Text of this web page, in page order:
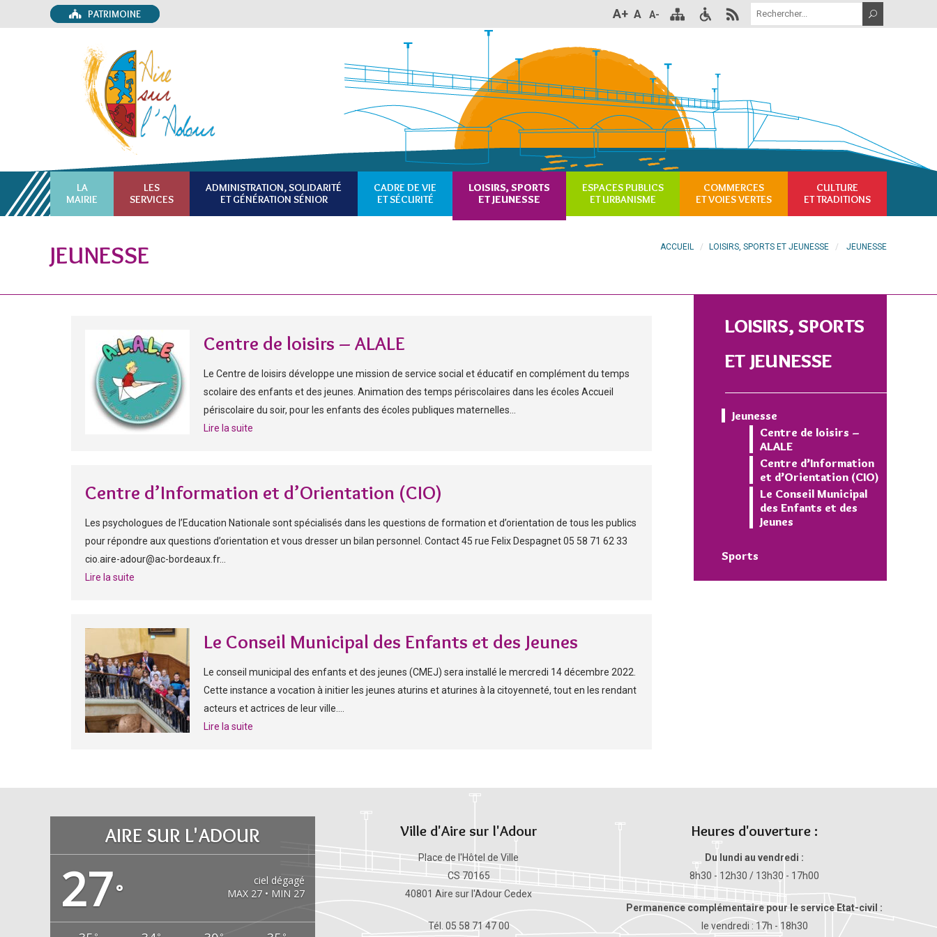
PATRIMOINE A+ A A-
LA
MAIRIE
LES
SERVICES
ADMINISTRATION, SOLIDARITÉ
ET GÉNÉRATION SÉNIOR
CADRE DE VIE
ET SÉCURITÉ
LOISIRS, SPORTS
ET JEUNESSE
ESPACES PUBLICS
ET URBANISME
COMMERCES
ET VOIES VERTES
CULTURE
ET TRADITIONS
JEUNESSE ACCUEIL LOISIRS, SPORTS ET JEUNESSE JEUNESSE
Centre de loisirs – ALALE
Le Centre de loisirs développe une mission de service social et éducatif en complément du temps
scolaire des enfants et des jeunes. Animation des temps périscolaires dans les écoles Accueil
périscolaire du soir, pour les enfants des écoles publiques maternelles...
Lire la suite
Centre d’Information et d’Orientation (CIO)
Les psychologues de l’Education Nationale sont spécialisés dans les questions de formation et d’orientation de tous les publics
pour répondre aux questions d’orientation et vous dresser un bilan personnel. Contact 45 rue Felix Despagnet 05 58 71 62 33
cio.aire-adour@ac-bordeaux.fr...
Lire la suite
Le Conseil Municipal des Enfants et des Jeunes
Le conseil municipal des enfants et des jeunes (CMEJ) sera installé le mercredi 14 décembre 2022.
Cette instance a vocation à initier les jeunes aturins et aturines à la citoyenneté, tout en les rendant
acteurs et actrices de leur ville....
Lire la suite
LOISIRS, SPORTS
ET JEUNESSE
Jeunesse
Centre de loisirs –
ALALE
Centre d’Information
et d’Orientation (CIO)
Le Conseil Municipal
des Enfants et des
Jeunes
Sports
AIRE SUR L'ADOUR
27°
ciel dégagé
MAX 27 • MIN 27
Ville d'Aire sur l'Adour
Place de l'Hôtel de Ville
CS 70165
40801 Aire sur l'Adour Cedex
Tél. 05 58 71 47 00
Heures d'ouverture :
Du lundi au vendredi :
8h30 - 12h30 / 13h30 - 17h00
Permanence complémentaire pour le service Etat-civil :
le vendredi : 17h - 18h30